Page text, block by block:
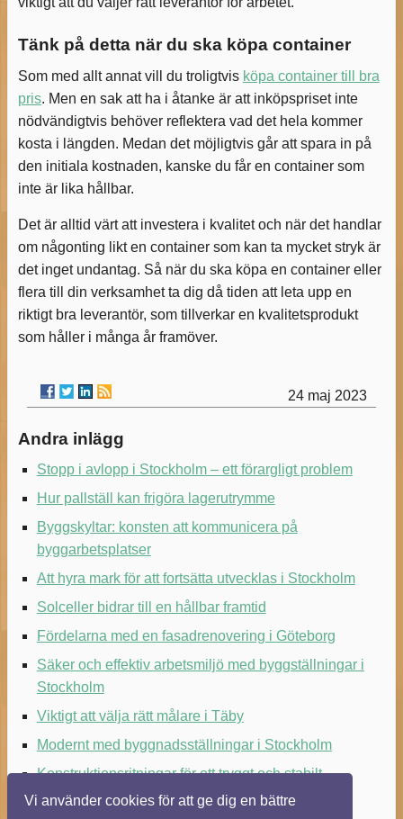
Vi använder cookies för att ge dig en bättre
Tänk på detta när du ska köpa container
Som med allt annat vill du troligtvis köpa container till bra
pris. Men en sak att ha i åtanke är att inköpspriset inte
nödvändigtvis behöver reflektera vad det hela kommer
kosta i längden. Medan det möjligtvis går att spara in på
den initiala kostnaden, kanske du får en container som
inte är lika hållbar.
Det är alltid värt att investera i kvalitet och när det handlar
om någonting likt en container som kan ta mycket stryk är
det inget undantag. Så när du ska köpa en container eller
flera till din verksamhet ta dig då tiden att leta upp en
riktigt bra leverantör, som tillverkar en kvalitetsprodukt
som håller i många år framöver.
24 maj 2023
Andra inlägg
Stopp i avlopp i Stockholm – ett förargligt problem
Hur pallställ kan frigöra lagerutrymme
Byggskyltar: konsten att kommunicera på
byggarbetsplatser
Att hyra mark för att fortsätta utvecklas i Stockholm
Solceller bidrar till en hållbar framtid
Fördelarna med en fasadrenovering i Göteborg
Säker och effektiv arbetsmiljö med byggställningar i
Stockholm
Viktigt att välja rätt målare i Täby
Modernt med byggnadsställningar i Stockholm
Konstruktionsritningar för ett tryggt och stabilt
byggande